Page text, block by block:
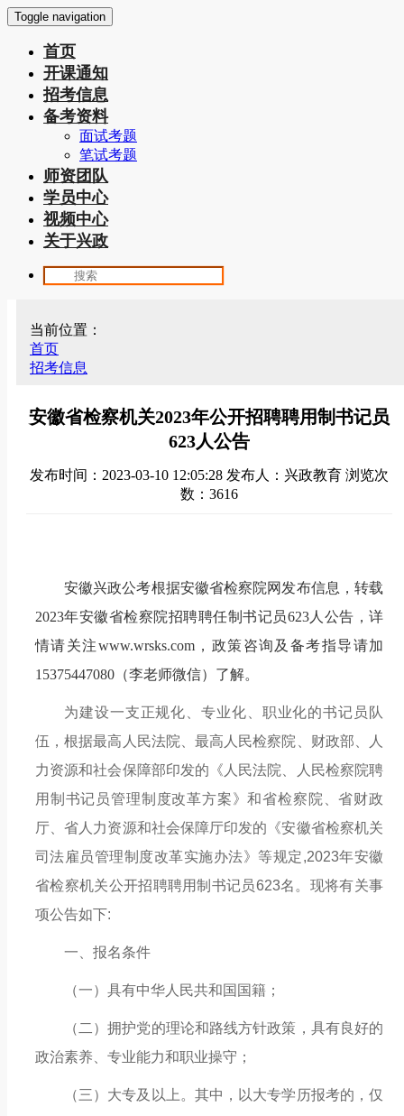
Toggle navigation
首页
开课通知
招考信息
备考资料
面试考题
笔试考题
师资团队
学员中心
视频中心
关于兴政
当前位置：
首页
招考信息
安徽省检察机关2023年公开招聘聘用制书记员
623人公告
发布时间：2023-03-10 12:05:28 发布人：兴政教育 浏览次
数：3616
安徽兴政公考根据安徽省检察院网发布信息，转载
2023年安徽省检察院招聘聘任制书记员623人公告 ，详
情请关注www.wrsks.com，政策咨询及备考指导请加
15375447080（李老师微信）了解。
为建设一支正规化、专业化、职业化的书记员队
伍，根据最高人民法院、最高人民检察院、财政部、人
力资源和社会保障部印发的《人民法院、人民检察院聘
用制书记员管理制度改革方案》和省检察院、省财政
厅、省人力资源和社会保障厅印发的《安徽省检察机关
司法雇员管理制度改革实施办法》等规定,2023年安徽
省检察机关公开招聘聘用制书记员623名。现将有关事
项公告如下:
一、报名条件
（一）具有中华人民共和国国籍；
（二）拥护党的理论和路线方针政策，具有良好的
政治素养、专业能力和职业操守；
（三）大专及以上。其中，以大专学历报考的，仅